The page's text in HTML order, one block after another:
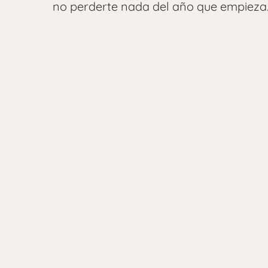
no perderte nada del año que